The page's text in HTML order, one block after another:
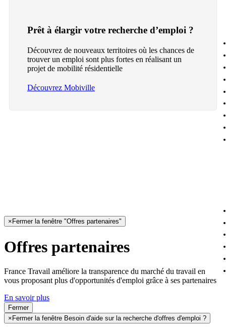
Prêt à élargir votre recherche d’emploi ?
Découvrez de nouveaux territoires où les chances de
trouver un emploi sont plus fortes en réalisant un
projet de mobilité résidentielle
Découvrez Mobiville
× Fermer la fenêtre "Offres partenaires"
Offres partenaires
France Travail améliore la transparence du marché du travail en
vous proposant plus d'opportunités d'emploi grâce à ses partenaires
En savoir plus
Fermer
× Fermer la fenêtre Besoin d'aide sur la recherche d'offres d'emploi ?